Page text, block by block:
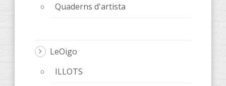
Quaderns d'artista
LeOigo
ILLOTS